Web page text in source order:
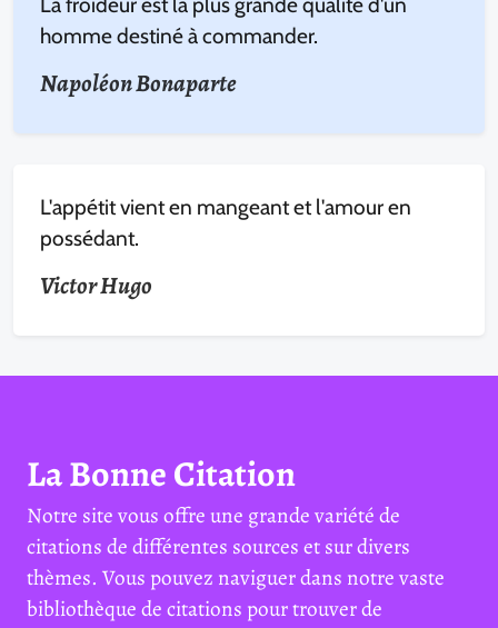
homme destiné à commander.
Napoléon Bonaparte
L'appétit vient en mangeant et l'amour en
possédant.
Victor Hugo
La Bonne Citation
Notre site vous offre une grande variété de
citations de différentes sources et sur divers
thèmes. Vous pouvez naviguer dans notre vaste
bibliothèque de citations pour trouver de